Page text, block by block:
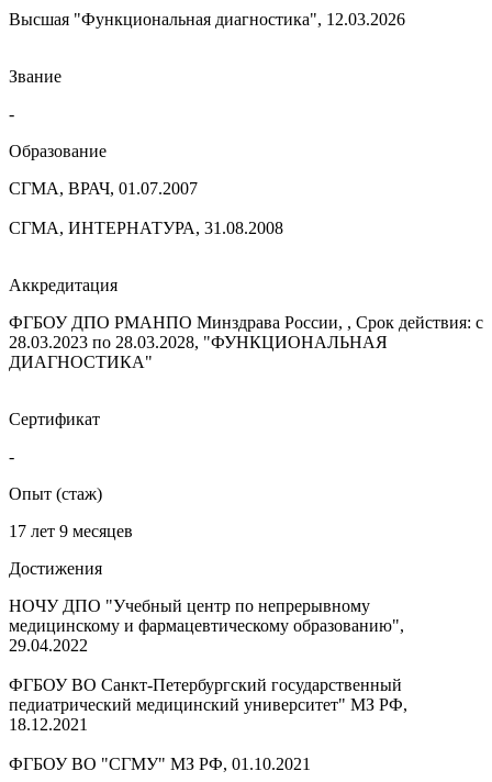
Высшая "Функциональная диагностика", 12.03.2026
Звание
-
Образование
СГМА, ВРАЧ, 01.07.2007
СГМА, ИНТЕРНАТУРА, 31.08.2008
Аккредитация
ФГБОУ ДПО РМАНПО Минздрава России, , Срок действия: с
28.03.2023 по 28.03.2028, "ФУНКЦИОНАЛЬНАЯ
ДИАГНОСТИКА"
Сертификат
-
Опыт (стаж)
17 лет 9 месяцев
Достижения
НОЧУ ДПО "Учебный центр по непрерывному
медицинскому и фармацевтическому образованию",
29.04.2022
ФГБОУ ВО Санкт-Петербургский государственный
педиатрический медицинский университет" МЗ РФ,
18.12.2021
ФГБОУ ВО "СГМУ" МЗ РФ, 01.10.2021